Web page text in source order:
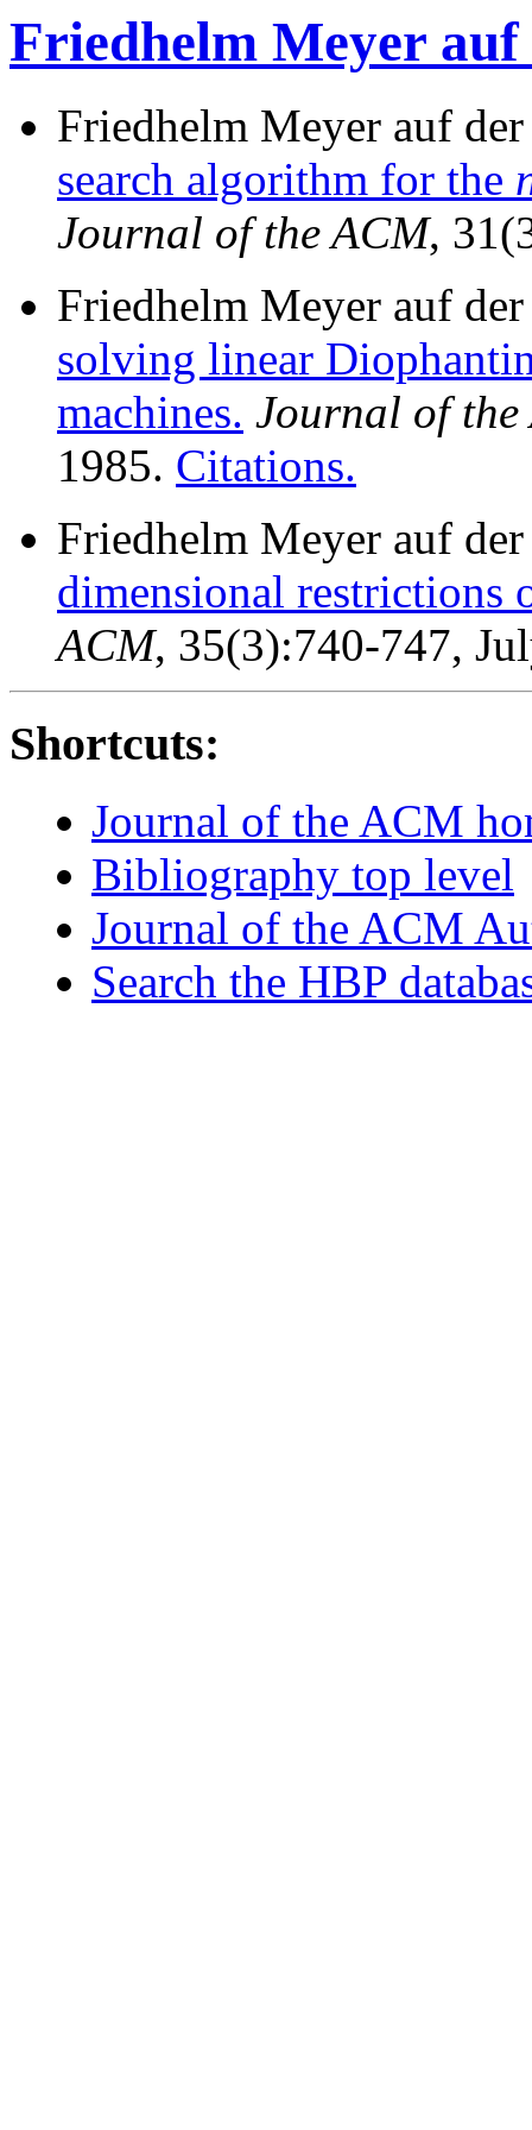
Friedhelm Meyer auf
Friedhelm Meyer auf
search algorithm for the
Journal of the ACM,
Friedhelm Meyer auf
solving linear
machines. Journal of the
1985. Citations.
Friedhelm Meyer auf
dimensional restrictions
ACM, 35(3):740-747,
Shortcuts:
Journal of the ACM
Bibliography top level
Journal of the ACM
Search the HBP